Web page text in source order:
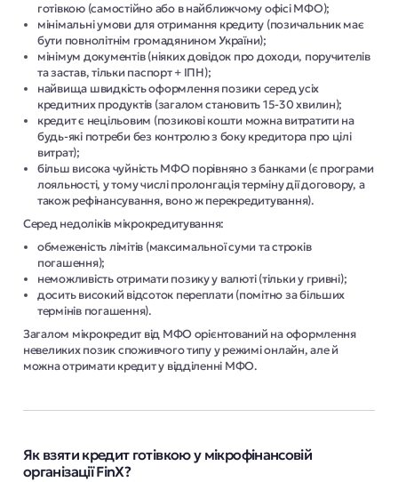
готівкою (самостійно або в найближчому офісі МФО);
мінімальні умови для отримання кредиту (позичальник має
бути повнолітнім громадянином України);
мінімум документів (ніяких довідок про доходи, поручителів
та застав, тільки паспорт + ІПН);
найвища швидкість оформлення позики серед усіх
кредитних продуктів (загалом становить 15-30 хвилин);
кредит є нецільовим (позикові кошти можна витратити на
будь-які потреби без контролю з боку кредитора про цілі
витрат);
більш висока чуйність МФО порівняно з банками (є програми
лояльності, у тому числі пролонгація терміну дії договору, а
також рефінансування, воно ж перекредитування).
Серед недоліків мікрокредитування:
обмеженість лімітів (максимальної суми та строків
погашення);
неможливість отримати позику у валюті (тільки у гривні);
досить високий відсоток переплати (помітно за більших
термінів погашення).
Загалом мікрокредит від МФО орієнтований на оформлення
невеликих позик споживчого типу у режимі онлайн, але й
можна отримати кредит у відділенні МФО.
Як взяти кредит готівкою у мікрофінансовій
організації FinX?